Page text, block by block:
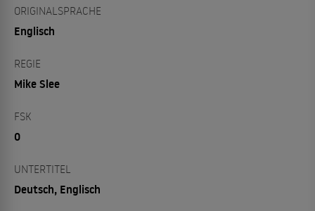
ORIGINALSPRACHE
Englisch
REGIE
Mike Slee
FSK
0
UNTERTITEL
Deutsch, Englisch